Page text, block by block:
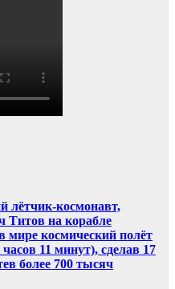
лётчик-космонавт,
Титов на корабле
мире космический полёт
11 минут), сделав 17
более 700 тысяч